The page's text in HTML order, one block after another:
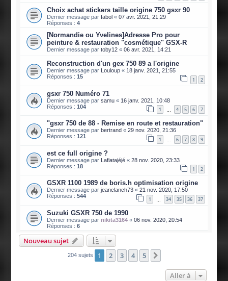
Choix achat stickers taille origine 750 gsxr 90
Dernier message parfabol «07 avr. 2021, 21:29
Réponses :4
[Normandie ou Yvelines]Adresse Pro pour
peinture & restauration "cosmétique" GSX-R
Dernier message partoby12 «06 avr. 2021, 14:21
Reconstruction d'un gex 750 89 a l'origine
Dernier message par Louloup « 18 janv. 2021, 21:55
Réponses :15 1 2
gsxr 750 Numéro 71
Dernier message parsamu « 16 janv. 2021, 10:48
Réponses :104 1 4 5 6 7
"gsxr 750 de 88 - Remise en route et restauration"
Dernier message parbertrand «29 nov. 2020, 21:36
Réponses :121 1 … 6 7 8 9
est ce full origine ?
Dernier message par Lafiatajéjé «28 nov. 2020, 23:33
Réponses :18 1 2
GSXR 1100 1989 de boris.h optimisation origine
Dernier message parjeanclanch73 «21 nov. 2020, 17:50
Réponses :544 1 34 35 36 37
Suzuki GSXR 750 de 1990
Dernier message parnikita3164 «06 nov. 2020, 20:54
Réponses :6
Nouveau sujet
204 sujets 1 2 3 4 5
Aller à